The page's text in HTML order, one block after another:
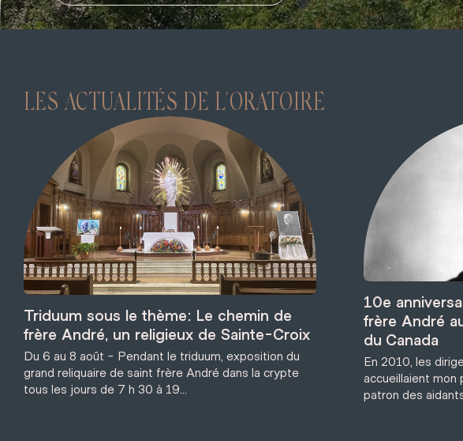
LES ACTUALITÉS DE L'ORATOIRE
Triduum sous le thème: Le chemin de
frère André, un religieux de Sainte-Croix
Du 6 au 8 août - Pendant le triduum, exposition du
grand reliquaire de saint frère André dans la crypte
tous les jours de 7 h 30 à 19...
10e
frère André
du Canada
En 2010, les
accueillaient mon
patron des